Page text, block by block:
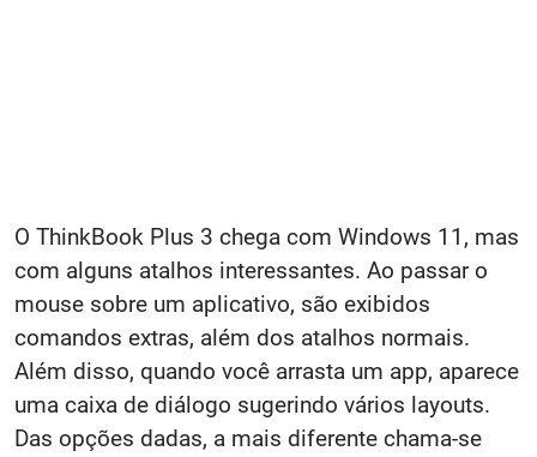
O ThinkBook Plus 3 chega com Windows 11, mas
com alguns atalhos interessantes. Ao passar o
mouse sobre um aplicativo, são exibidos
comandos extras, além dos atalhos normais.
Além disso, quando você arrasta um app, aparece
uma caixa de diálogo sugerindo vários layouts.
Das opções dadas, a mais diferente chama-se